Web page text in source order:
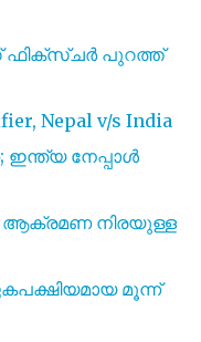
ഫിക്സ്ചർ പുറത്ത്
Nepal v/s India
നേപ്പാൾ
ആക്രമണ നിരയുള്ള
മൂന്ന്